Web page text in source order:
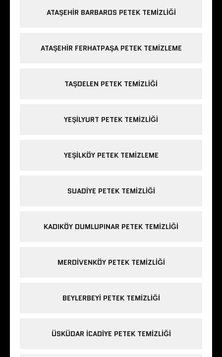
ATAŞEHIR BARBAROS PETEK TEMIZLIĞI
ATAŞEHIR FERHATPAŞA PETEK TEMIZLEME
TAŞDELEN PETEK TEMIZLIĞI
YEŞILYURT PETEK TEMIZLIĞI
YEŞILKÖY PETEK TEMIZLEME
SUADIYE PETEK TEMIZLIĞI
KADIKÖY DUMLUPINAR PETEK TEMIZLIĞI
MERDIVENKÖY PETEK TEMIZLIĞI
BEYLERBEYI PETEK TEMIZLIĞI
ÜSKÜDAR ICADIYE PETEK TEMIZLIĞI